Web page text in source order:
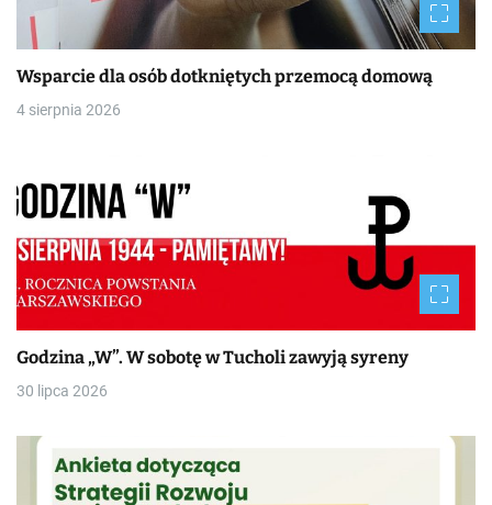
Wsparcie dla osób dotkniętych przemocą domową
4 sierpnia 2026
Godzina „W”. W sobotę w Tucholi zawyją syreny
30 lipca 2026